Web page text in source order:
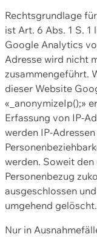
Rechtsgrundlage
ist Art. 6 Abs. 1 S. 1
Google Analytics
Adresse wird nicht
zusammengeführt.
dieser Website
«_anonymizeIp();»
Erfassung von IP-
werden IP-
werden. Soweit
Personenbezug
ausgeschlossen
umgehend gelöscht.
Nur in